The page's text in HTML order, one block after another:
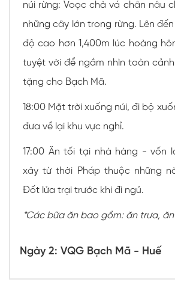
núi rừng: Voọc chà vá chân nâu
những cây lớn trong rừng. Lên
độ cao hơn 1,400m lúc hoàng
tuyệt vời để ngắm nhìn toàn
tặng cho Bạch Mã.
18:00 Mặt trời xuống núi, đi bộ
đưa về lại khu vực nghỉ.
17:00 Ăn tối tại nhà hàng - vốn
xây từ thời Pháp thuộc những
Đốt lửa trại trước khi đi ngủ.
*Các bữa ăn bao gồm: ăn trưa,
Ngày 2: VQG Bạch Mã - Huế